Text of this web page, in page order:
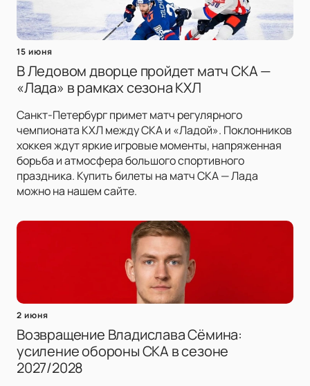
15 июня
В Ледовом дворце пройдет матч СКА —
«Лада» в рамках сезона КХЛ
Санкт-Петербург примет матч регулярного
чемпионата КХЛ между СКА и «Ладой». Поклонников
хоккея ждут яркие игровые моменты, напряженная
борьба и атмосфера большого спортивного
праздника. Купить билеты на матч СКА — Лада
можно на нашем сайте.
2 июня
Возвращение Владислава Сёмина:
усиление обороны СКА в сезоне
2027/2028